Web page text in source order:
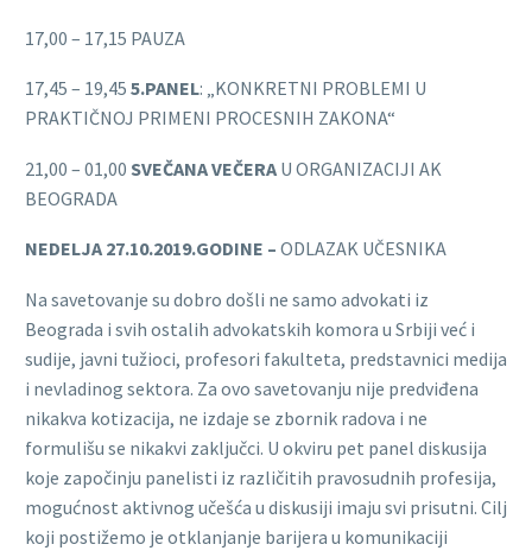
17,00 – 17,15 PAUZA
17,45 – 19,45 5.PANEL: „KONKRETNI PROBLEMI U
PRAKTIČNOJ PRIMENI PROCESNIH ZAKONA“
21,00 – 01,00 SVEČANA VEČERA U ORGANIZACIJI AK
BEOGRADA
NEDELJA 27.10.2019.GODINE – ODLAZAK UČESNIKA
Na savetovanje su dobro došli ne samo advokati iz
Beograda i svih ostalih advokatskih komora u Srbiji već i
sudije, javni tužioci, profesori fakulteta, predstavnici medija
i nevladinog sektora. Za ovo savetovanju nije predviđena
nikakva kotizacija, ne izdaje se zbornik radova i ne
formulišu se nikakvi zaključci. U okviru pet panel diskusija
koje započinju panelisti iz različitih pravosudnih profesija,
mogućnost aktivnog učešća u diskusiji imaju svi prisutni. Cilj
koji postižemo je otklanjanje barijera u komunikaciji